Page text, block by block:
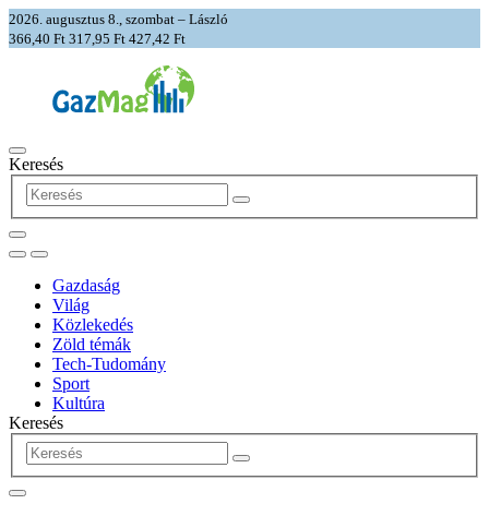
2026. augusztus 8., szombat – László
366,40 Ft 317,95 Ft 427,42 Ft
Keresés
Gazdaság
Világ
Közlekedés
Zöld témák
Tech-Tudomány
Sport
Kultúra
Keresés